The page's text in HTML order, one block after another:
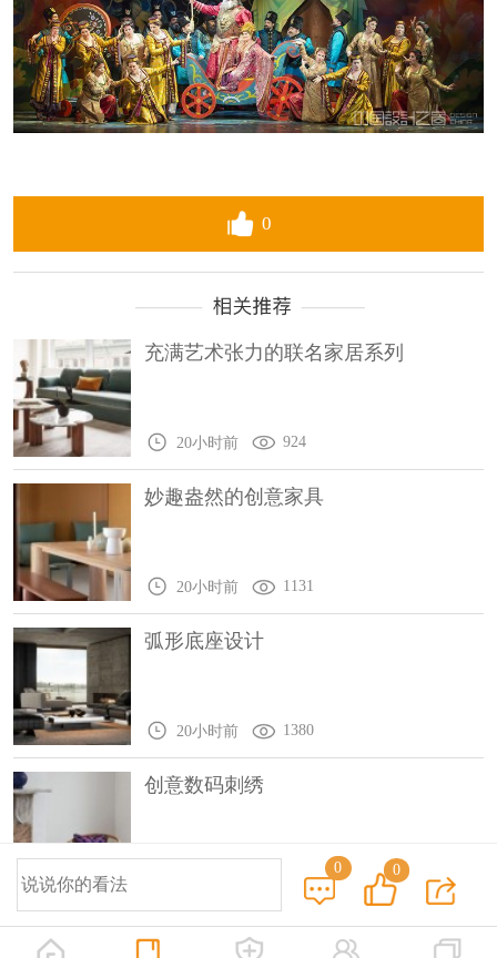
0
充满艺术张力的联名家居系列
20小时前 924
妙趣盎然的创意家具
20小时前 1131
弧形底座设计
20小时前 1380
创意数码刺绣
0 0
© 2014-2025 中国设计之窗 www.333cn.com 版权所有
深圳市中设网络科技有限公司(深圳设计之窗文化发展有限公司)